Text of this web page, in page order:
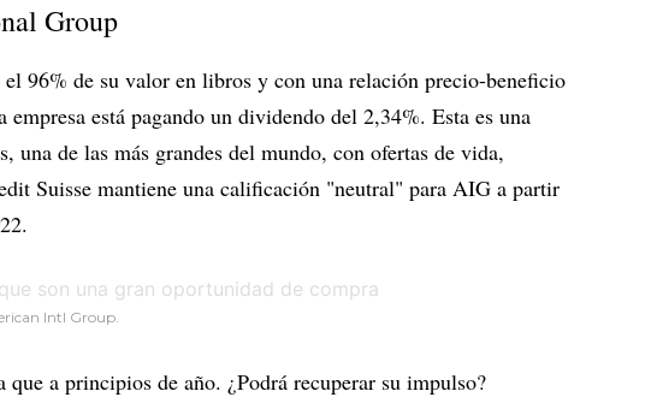
Group
96% de su valor en libros y con una relación precio-beneficio
está pagando un dividendo del 2,34%. Esta es una
una de las más grandes del mundo, con ofertas de vida,
Suisse mantiene una calificación "neutral" para AIG a partir
Intl Group.
que a principios de año. ¿Podrá recuperar su impulso?